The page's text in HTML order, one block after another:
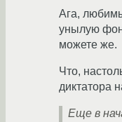
Ага,
унылую
можете же.
Что,
диктатора
Еще в